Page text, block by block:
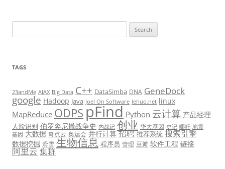
for:
TAGS
23andMe AJAX Big Data C++ DataSimba DNA GeneDock
google Hadoop Java Joel On Software lehuo.net linux
MapReduce ODPS pFind Python 云计算 产品经理
人脸识别 伯罗奔尼撒战争史 内战记 创业 华大基因 史记 哪吒 地震
基因 大数据 奇点云 奥运会 并行计算 招聘 推荐系统 搜索引擎
数据挖掘 滑雪 生物信息 程序员 管理 豆瓣 软件工程 链接
阿里云集群